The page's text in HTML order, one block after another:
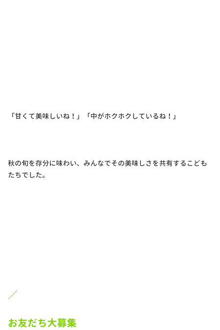
「甘くて美味しいね！」「中がホクホクしているね！」
秋の旬を存分に味わい、みんなでその美味しさを共有するこども
たちでした。
／
お友だち大募集